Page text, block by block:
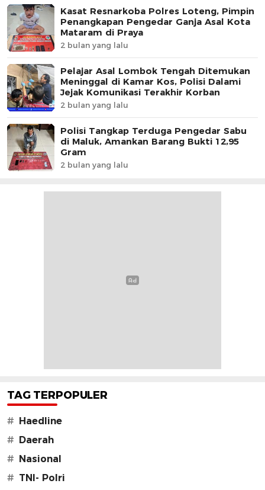
Kasat Resnarkoba Polres Loteng, Pimpin
Penangkapan Pengedar Ganja Asal Kota
Mataram di Praya
2 bulan yang lalu
Pelajar Asal Lombok Tengah Ditemukan
Meninggal di Kamar Kos, Polisi Dalami
Jejak Komunikasi Terakhir Korban
2 bulan yang lalu
Polisi Tangkap Terduga Pengedar Sabu
di Maluk, Amankan Barang Bukti 12,95
Gram
2 bulan yang lalu
TAG TERPOPULER
# Haedline
# Daerah
# Nasional
# TNI- Polri